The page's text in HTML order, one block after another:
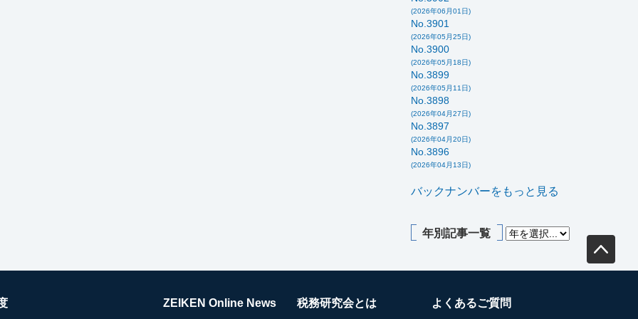
(2026年06月01日)
No.3901
(2026年05月25日)
No.3900
(2026年05月18日)
No.3899
(2026年05月11日)
No.3898
(2026年04月27日)
No.3897
(2026年04月20日)
No.3896
(2026年04月13日)
バックナンバーをもっと見る
年別記事一覧
ZEIKEN Online News 税務研究会とは よくあるご質問